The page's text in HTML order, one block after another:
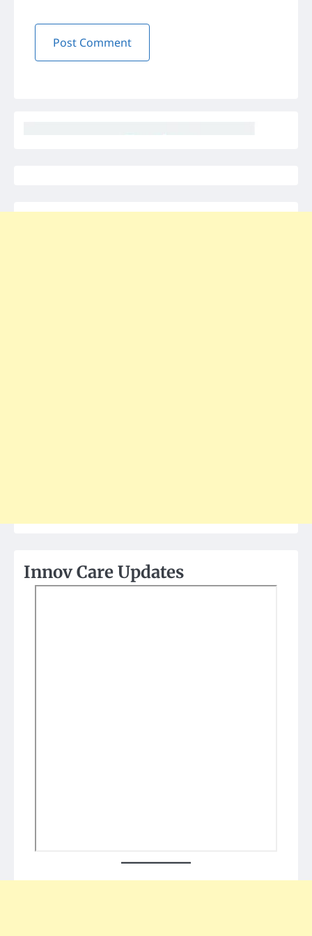
Innov Care Updates